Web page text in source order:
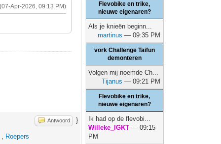
(07-Apr-2026, 09:13 PM)
Antwoord }
, Roepers
Flevobike en trike,
nieuwe eigenaren?
Als je knieën beginn...
martinus — 09:35 PM
vork Challenge Taifun
demonteren
Volgen mij noemde Ch...
Tijanus — 09:21 PM
Flevobike en trike,
nieuwe eigenaren?
Ik had op de flevobi...
Willeke_IGKT — 09:15
PM